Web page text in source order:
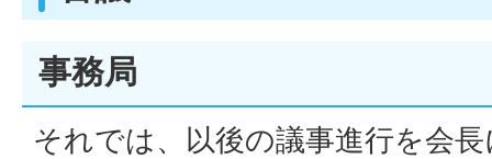
事務局
それでは、以後の議事進行を会